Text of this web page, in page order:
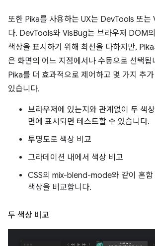
또한 Pika를 사용하는 UX는 DevTools 또는
다. DevTools와 VisBug는 브라우저 DOM
색상을 표시하기 위해 최선을 다하지만,
은 화면의 어느 지점에서나 수동으로 선택됩
Pika를 더 효과적으로 제어하고 몇 가지 추
있습니다.
브라우저에 있는지와 관계없이 두 색
면에 표시되면 테스트할 수 있습니다.
투명도로 색상 비교
그라데이션 내에서 색상 비교
CSS의 mix-blend-mode와 같이 혼합
색상을 비교합니다.
두 색상 비교